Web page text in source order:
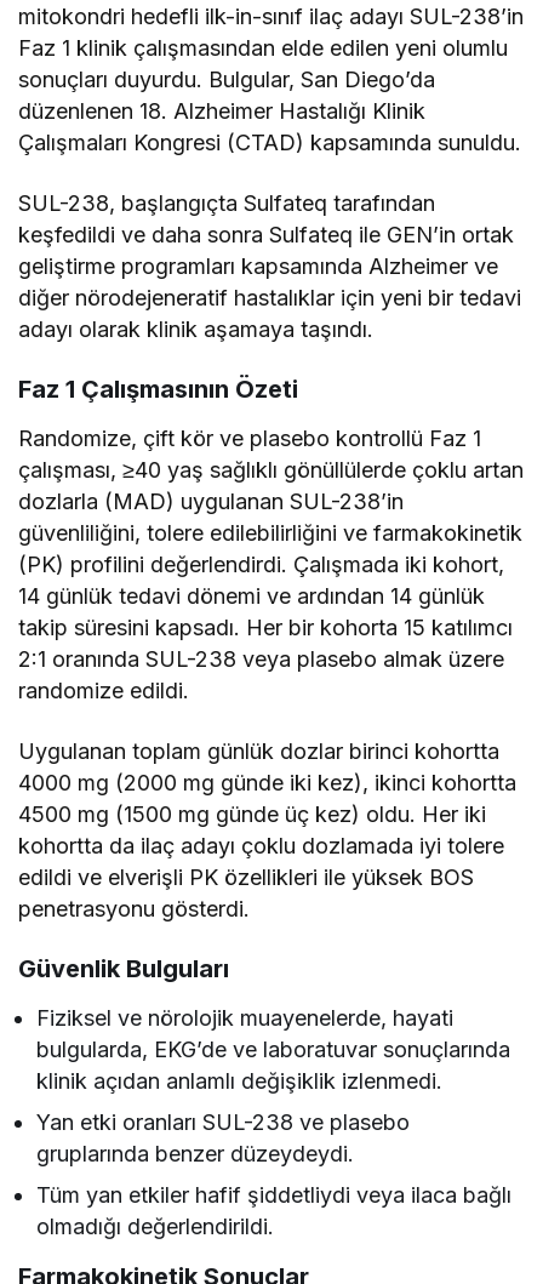
mitokondri hedefli ilk-in-sınıf ilaç adayı SUL-238’in
Faz 1 klinik çalışmasından elde edilen yeni olumlu
sonuçları duyurdu. Bulgular, San Diego’da
düzenlenen 18. Alzheimer Hastalığı Klinik
Çalışmaları Kongresi (CTAD) kapsamında sunuldu.
SUL-238, başlangıçta Sulfateq tarafından
keşfedildi ve daha sonra Sulfateq ile GEN’in ortak
geliştirme programları kapsamında Alzheimer ve
diğer nörodejeneratif hastalıklar için yeni bir tedavi
adayı olarak klinik aşamaya taşındı.
Faz 1 Çalışmasının Özeti
Randomize, çift kör ve plasebo kontrollü Faz 1
çalışması, ≥40 yaş sağlıklı gönüllülerde çoklu artan
dozlarla (MAD) uygulanan SUL-238’in
güvenliliğini, tolere edilebilirliğini ve farmakokinetik
(PK) profilini değerlendirdi. Çalışmada iki kohort,
14 günlük tedavi dönemi ve ardından 14 günlük
takip süresini kapsadı. Her bir kohorta 15 katılımcı
2:1 oranında SUL-238 veya plasebo almak üzere
randomize edildi.
Uygulanan toplam günlük dozlar birinci kohortta
4000 mg (2000 mg günde iki kez), ikinci kohortta
4500 mg (1500 mg günde üç kez) oldu. Her iki
kohortta da ilaç adayı çoklu dozlamada iyi tolere
edildi ve elverişli PK özellikleri ile yüksek BOS
penetrasyonu gösterdi.
Güvenlik Bulguları
Fiziksel ve nörolojik muayenelerde, hayati
bulgularda, EKG’de ve laboratuvar sonuçlarında
klinik açıdan anlamlı değişiklik izlenmedi.
Yan etki oranları SUL-238 ve plasebo
gruplarında benzer düzeydeydi.
Tüm yan etkiler hafif şiddetliydi veya ilaca bağlı
olmadığı değerlendirildi.
Farmakokinetik Sonuçlar